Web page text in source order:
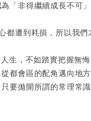
「非得繼續成長不可」
都遭到耗損，所以我們
生，不如踏實把握無悔
都會區的配角邁向地方
要拋開所謂的常理常